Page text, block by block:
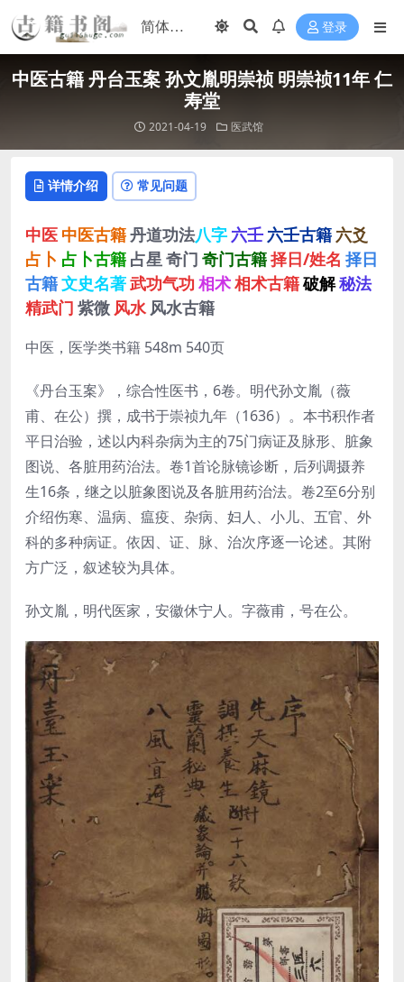
登录
中医古籍 丹台玉案 孙文胤明崇祯 明崇祯11年 仁
寿堂
2021-04-19 医武馆
详情介绍 常见问题
中医 中医古籍丹道功法八字 六壬 六壬古籍 六爻
占卜 占卜古籍 占星 奇门 奇门古籍择日/姓名 择日
古籍文史名著武功气功 相术相术古籍破解秘法
精武门 紫微 风水 风水古籍
中医，医学类书籍 548m 540页
《丹台玉案》，综合性医书，6卷。明代孙文胤（薇
甫、在公）撰，成书于崇祯九年（1636）。本书积作者
平日治验，述以内科杂病为主的75门病证及脉形、脏象
图说、各脏用药治法。卷1首论脉镜诊断，后列调摄养
生16条，继之以脏象图说及各脏用药治法。卷2至6分别
介绍伤寒、温病、瘟疫、杂病、妇人、小儿、五官、外
科的多种病证。依因、证、脉、治次序逐一论述。其附
方广泛，叙述较为具体。
孙文胤，明代医家，安徽休宁人。字薇甫，号在公。